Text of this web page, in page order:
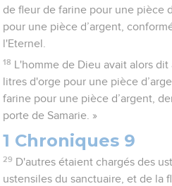
de fleur de farine pour une pièce
pour une pièce d’argent,
l'Eternel.
18
L'homme de Dieu avait alors
litres d'orge pour une pièce
farine pour une pièce d’argent,
porte de Samarie. »
1 Chroniques 9
29 D'autres étaient chargés des
ustensiles du sanctuaire, et de la